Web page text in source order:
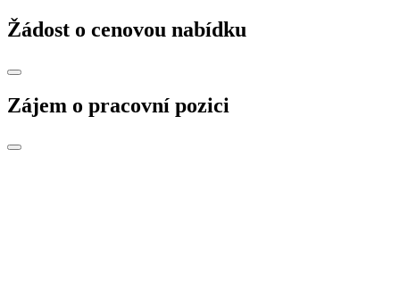
Žádost o cenovou nabídku
Zájem o pracovní pozici